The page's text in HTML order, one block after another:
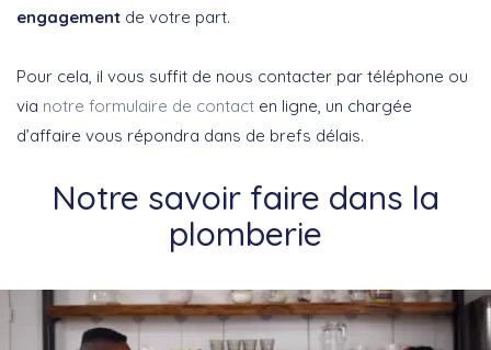
engagement de votre part.
Pour cela, il vous suffit de nous contacter par téléphone ou
via notre formulaire de contact en ligne, un chargée
d’affaire vous répondra dans de brefs délais.
Notre savoir faire dans la
plomberie